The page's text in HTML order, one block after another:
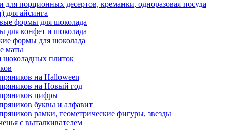
для порционных десертов, креманки, одноразовая посуда
для айсинга
формы для шоколада
для конфет и шоколада
формы для шоколада
маты
плиток
на Halloween
на Новый год
цифры
буквы и алфавит
рамки, геометрические фигуры, звезды
с выталкивателем